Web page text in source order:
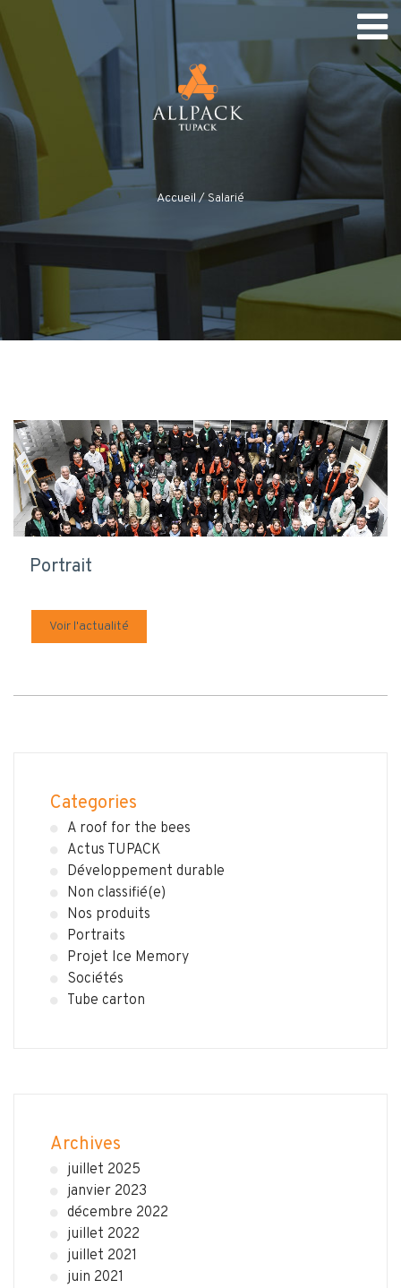
Accueil/ Salarié
Portrait
Voir l'actualité
Categories
A roof for the bees
Actus TUPACK
Développement durable
Non classifié(e)
Nos produits
Portraits
Projet Ice Memory
Sociétés
Tube carton
Archives
juillet 2025
janvier 2023
décembre 2022
juillet 2022
juillet 2021
juin 2021